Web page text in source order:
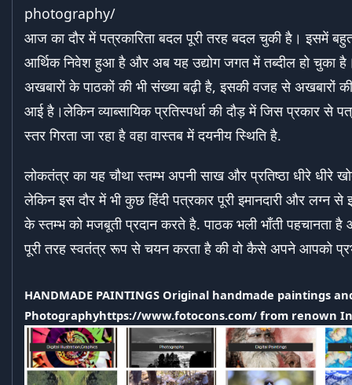
photography/
आज का दौर में पत्रकारिता बदल पूरी तरह बदल चुकी है। इसमें बहुत
आर्थिक निवेश हुआ है और अब यह उद्योग जगत में तब्दील हो चुका
अखबारों के पाठकों की भी संख्या बढ़ी है, इसकी वजह से अखबारों
आई है।लेकिन व्याब्सायिक प्रतिस्पर्धा की दौड़ में जिस प्रकार से
स्तर गिरता जा रहा है वहा वास्तब में दयनीय स्थिति है.
लोकतंत्र का यह चौथा स्तम्भ अपनी साख और प्रतिष्ठा धीरे धीरे
लेकिन इस दौर में भी कुछ हिंदी पत्रकार पूरी इमानदारी और लग्न
के स्तम्भ को मजबूती प्रदान करते है. पाठक भली भाँती पहचानता
पूरी तरह स्वतंत्र रूप से चयन करता है की वो कैसे अपने आपको
HANDMADE PAINTINGS Original handmade paintings
Photographyhttps://www.fotocons.com/ from renown